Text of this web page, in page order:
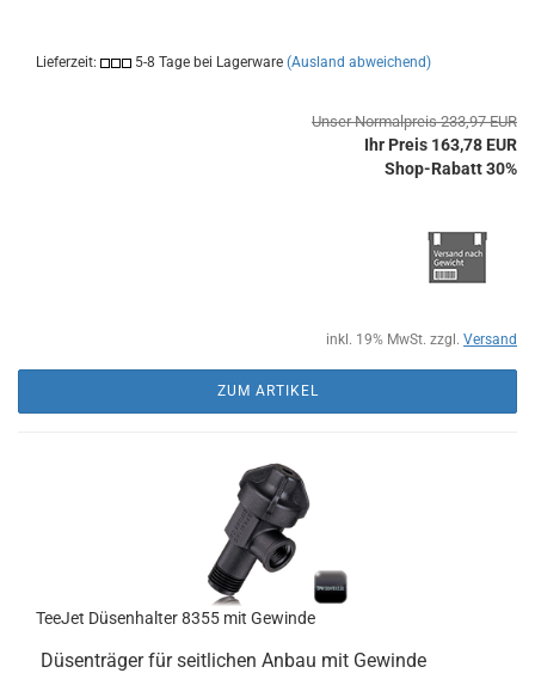
Lieferzeit: 5-8 Tage bei Lagerware (Ausland abweichend)
Unser Normalpreis 233,97 EUR
Ihr Preis 163,78 EUR
Shop-Rabatt 30%
inkl. 19% MwSt. zzgl. Versand
ZUM ARTIKEL
TeeJet Düsenhalter 8355 mit Gewinde
Düsenträger für seitlichen Anbau mit Gewinde